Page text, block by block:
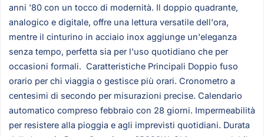
anni '80 con un tocco di modernità. Il doppio quadrante,
analogico e digitale, offre una lettura versatile dell'ora,
mentre il cinturino in acciaio inox aggiunge un'eleganza
senza tempo, perfetta sia per l'uso quotidiano che per
occasioni formali. Caratteristiche Principali Doppio fuso
orario per chi viaggia o gestisce più orari. Cronometro a
centesimi di secondo per misurazioni precise. Calendario
automatico compreso febbraio con 28 giorni. Impermeabilità
per resistere alla pioggia e agli imprevisti quotidiani. Durata